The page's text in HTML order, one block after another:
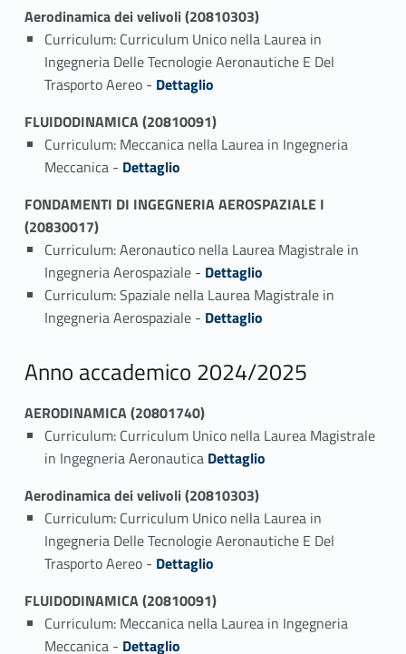
Aerodinamica dei velivoli (20810303)
Curriculum: Curriculum Unico nella Laurea in
Ingegneria Delle Tecnologie Aeronautiche E Del
Trasporto Aereo - Link identifier #identifier_person_40179-1
Dettaglio
FLUIDODINAMICA (20810091)
Curriculum: Meccanica nella Laurea in Ingegneria
Meccanica - Link identifier #identifier_person_41158-1
Dettaglio
FONDAMENTI DI INGEGNERIA AEROSPAZIALE I
(20830017)
Curriculum: Aeronautico nella Laurea Magistrale in
Ingegneria Aerospaziale - Link identifier #identifier_person_75217-1
Dettaglio
Curriculum: Spaziale nella Laurea Magistrale in
Ingegneria Aerospaziale - Link identifier #identifier_person_131560-2
Dettaglio
Anno accademico 2024/2025
AERODINAMICA (20801740)
Curriculum: Curriculum Unico nella Laurea Magistrale
in Ingegneria Aeronautica Link identifier #identifier_person_59783-1
Dettaglio
Aerodinamica dei velivoli (20810303)
Curriculum: Curriculum Unico nella Laurea in
Ingegneria Delle Tecnologie Aeronautiche E Del
Trasporto Aereo - Link identifier #identifier_person_28615-1
Dettaglio
FLUIDODINAMICA (20810091)
Curriculum: Meccanica nella Laurea in Ingegneria
Meccanica - Link identifier #identifier_person_154889-1
Dettaglio